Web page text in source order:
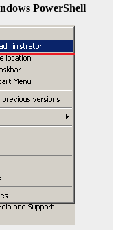
PowerShell